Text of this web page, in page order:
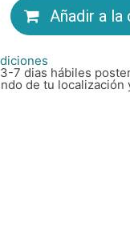
Añadir a la
7 dias hábiles
de tu localización